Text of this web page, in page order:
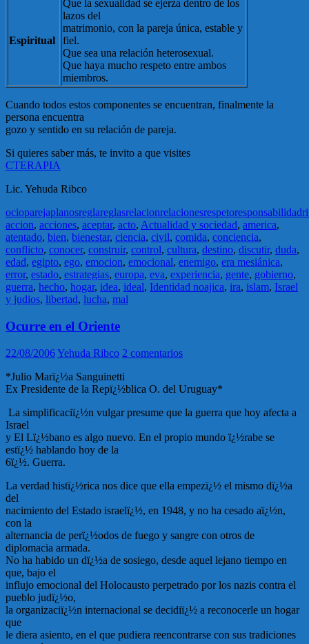
Espiritual
Que la sexualidad se ejerza dentro de los
lazos del
matrimonio, con la pareja única, estable y
fiel.
Que sea una relación heterosexual.
Que haya mucho respeto entre ambos
miembros.
Cuando todos estos componentes se encuentran, finalmente la
persona encuentra
gozo y sentido en su relación de pareja.
Si quieres saber más, te invito a que visites
CTERAPIA
Lic. Yehuda Ribco
ocioparejaplanosreglareglasrelacionrelacionesrespetoresponsabilidad
accion, acciones, aceptar, acto, Actualidad y sociedad, america,
atentado, bien, bienestar, ciencia, civil, comida, conciencia,
conflicto, conocer, construir, control, cultura, destino, discutir, duda,
edad, egipto, ego, emocion, emocional, enemigo, era mesiánica,
error, estado, estrategias, europa, eva, experiencia, gente, gobierno,
guerra, hecho, hogar, idea, ideal, Identidad noajica, ira, islam, Israel
y judios, libertad, lucha, mal
Ocurre en el Oriente
22/08/2006Yehuda Ribco 2 comentarios
*Julio Marï¿½a Sanguinetti
Ex Presidente de la Repï¿½blica O. del Uruguay*
La simplificaciï¿½n vulgar presume que la guerra que hoy afecta a
Israel
y El Lï¿½bano es algo nuevo. En el propio mundo ï¿½rabe se
estï¿½ hablando hoy de la
6ï¿½. Guerra.
La verdad histï¿½rica nos dice que ella empezï¿½ el mismo dï¿½a
del
nacimiento del Estado israelï¿½, en 1948, y no ha cesado aï¿½n,
con la
alternancia de perï¿½odos de fuego y sangre con otros de
diplomacia armada.
No ha habido un dï¿½a de sosiego, desde aquel lejano tiempo en
que, bajo el
influjo emocional del Holocausto perpetrado por los nazis contra el
pueblo judï¿½o,
la organizaciï¿½n internacional se decidiï¿½ a reconocerle un hogar
que
le diera asiento, en el que pudiera reencontrarse con sus tradiciones